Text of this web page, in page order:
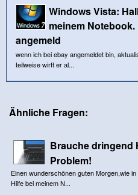
Windows Vista:
meinem
angemeld
wenn ich bei ebay angemeldet bin,
teilweise wirft er al...
Ähnliche Fragen:
Brauche dringend
Problem!
Einen wunderschönen guten Morgen,wie
Hilfe bei meinem N...